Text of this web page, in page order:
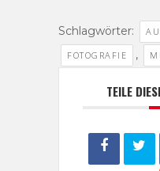
Schlagwörter:
FOTOGRAFIE ,
TEILE